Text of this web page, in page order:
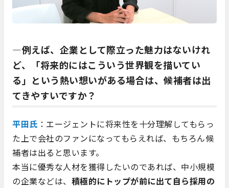
―例えば、企業として際立った魅力はないけれ
ど、「将来的にはこういう世界観を描いてい
る」という熱い想いがある場合は、候補者は出
てきやすいですか？
平田氏 ：エージェントに将来性を十分理解してもらっ
た上で会社のファンになってもらえれば、もちろん候
補者は出ると思います。
本当に優秀な人材を獲得したいのであれば、中小規模
の企業などは、 積極的にトップが前に出て自ら採用の